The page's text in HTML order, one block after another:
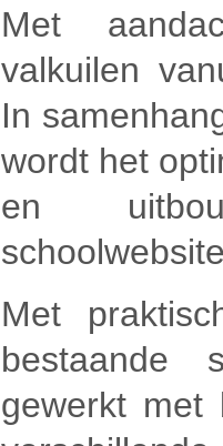
Met
valkuilen
In
wordt het
en
Met
bestaande
gewerkt met